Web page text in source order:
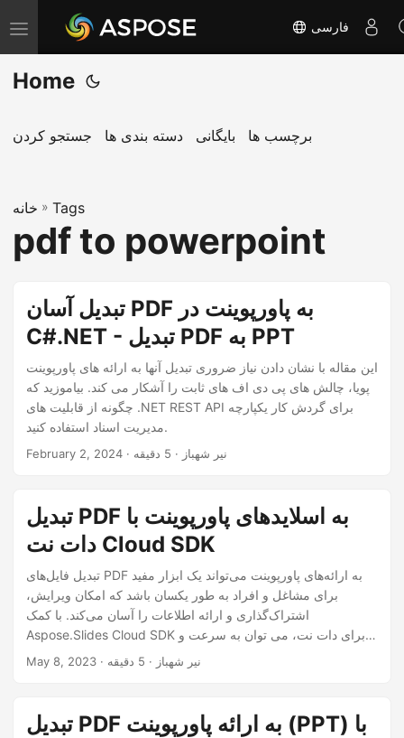
T
o
g
l
a
v
i
فارسی
Home
جستجو کردن دسته بندی ها بایگانی برچسب ها
خانه » Tags
pdf to powerpoint
تبدیل آسان PDF به پاورپوینت در
C#.NET - تبدیل PDF به PPT
این مقاله با نشان دادن نیاز ضروری تبدیل آنها به ارائه های پاورپوینت
پویا، چالش های پی دی اف های ثابت را آشکار می کند. بیاموزید که
چگونه از قابلیت های .NET REST API برای گردش کار یکپارچه
مدیریت اسناد استفاده کنید.
February 2, 2024 · نیر شهباز · 5 دقیقه
تبدیل PDF به اسلایدهای پاورپوینت با
دات نت Cloud SDK
تبدیل فایل‌های PDF به ارائه‌های پاورپوینت می‌تواند یک ابزار مفید
برای مشاغل و افراد به طور یکسان باشد که امکان ویرایش،
اشتراک‌گذاری و ارائه اطلاعات را آسان می‌کند. با کمک
Aspose.Slides Cloud SDK برای دات نت، می توان به سرعت و
به راحتی به این فرآیند دست یافت. در این مقاله، مراحل تبدیل
برای بهینه‌سازی تبدیل‌های شما ارائه می‌کنیم.
May 8, 2023 · نیر شهباز · 5 دقیقه
تبدیل PDF به ارائه پاورپوینت (PPT) با